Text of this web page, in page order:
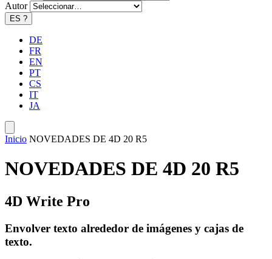
Autor
ES ?
DE
FR
EN
PT
CS
IT
JA
Inicio NOVEDADES DE 4D 20 R5
NOVEDADES DE 4D 20 R5
4D Write Pro
Envolver texto alrededor de imágenes y cajas de
texto.